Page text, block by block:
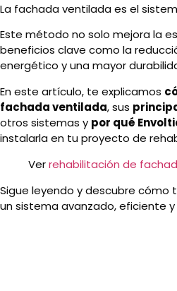
La fachada ventilada es el
Este método no solo mejora la
beneficios clave como la
energético y una mayor
En este artículo, te explicamos
fachada ventilada, sus
otros sistemas y por qué
instalarla en tu proyecto de
Verrehabilitación de
Sigue leyendo y descubre
un sistema avanzado, eficiente